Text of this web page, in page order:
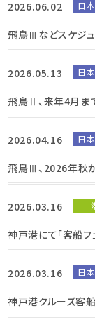
2026.06.02 日
飛鳥Ⅲなどスケジ
2026.05.13 日
飛鳥Ⅱ、来年4月ま
2026.04.16 日
飛鳥Ⅲ、2026年秋
2026.03.16
神戸港にて「客船フ
2026.03.16 日
神戸港クルーズ客